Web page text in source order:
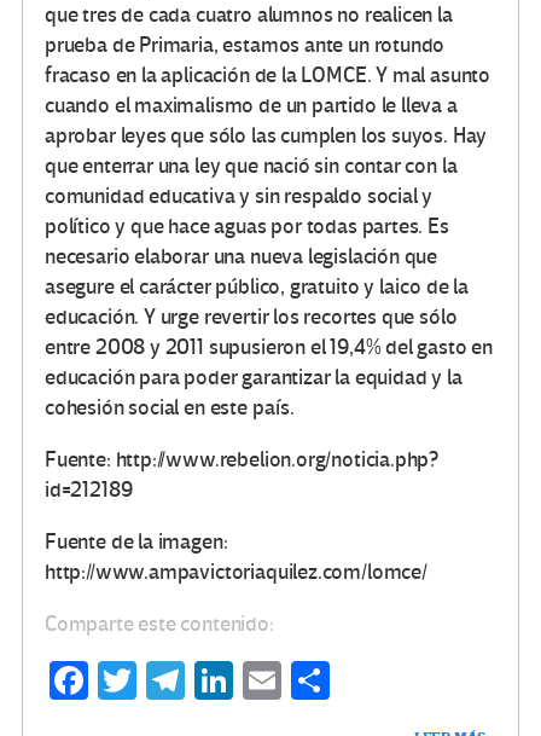
que tres de cada cuatro alumnos no realicen la
prueba de Primaria, estamos ante un rotundo
fracaso en la aplicación de la LOMCE. Y mal asunto
cuando el maximalismo de un partido le lleva a
aprobar leyes que sólo las cumplen los suyos. Hay
que enterrar una ley que nació sin contar con la
comunidad educativa y sin respaldo social y
político y que hace aguas por todas partes. Es
necesario elaborar una nueva legislación que
asegure el carácter público, gratuito y laico de la
educación. Y urge revertir los recortes que sólo
entre 2008 y 2011 supusieron el 19,4% del gasto en
educación para poder garantizar la equidad y la
cohesión social en este país.
Fuente: http://www.rebelion.org/noticia.php?
id=212189
Fuente de la imagen:
http://www.ampavictoriaquilez.com/lomce/
Comparte este contenido:
Fa T
Te Li
E